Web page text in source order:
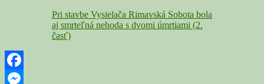
Pri stavbe Vysielača Rimavská Sobota bola
aj smrteľná nehoda s dvomi úmrtiami (2.
časť)
Facebook